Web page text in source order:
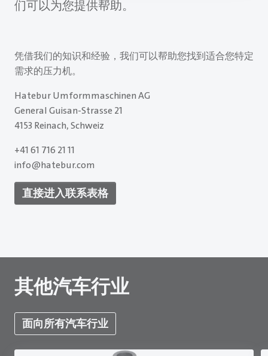
们可以为您提供帮助。
凭借我们的知识和经验，我们可以帮助您找到适合您特定
需求的压力机。
Hatebur Umformmaschinen AG
General Guisan-Strasse 21
4153 Reinach, Schweiz
+41 61 716 21 11
info@hatebur.com
直接进入联系表格
其他汽车行业
面向所有汽车行业